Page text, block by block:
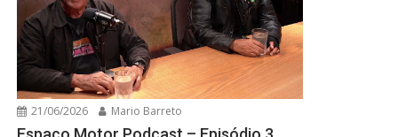
21/06/2026 Mario Barreto